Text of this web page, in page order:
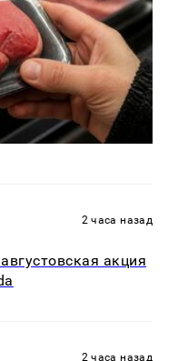
2 часа назад
акция
2 часа назад